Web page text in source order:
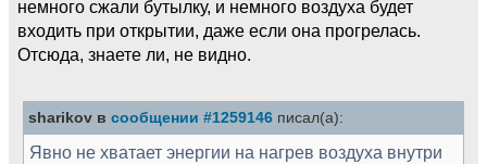
немного сжали бутылку, и немного воздуха будет
входить при открытии, даже если она прогрелась.
Отсюда, знаете ли, не видно.
sharikov в сообщении #1259146 писал(а):
Явно не хватает энергии на нагрев воздуха внутри